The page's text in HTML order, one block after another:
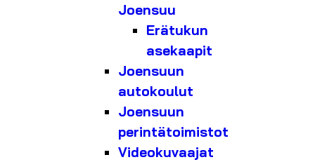
Joensuu
Erätukun
asekaapit
Joensuun
autokoulut
Joensuun
perintätoimistot
Videokuvaajat